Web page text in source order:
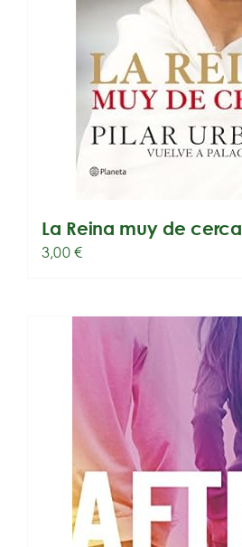
La Reina muy de cerca
3,00€